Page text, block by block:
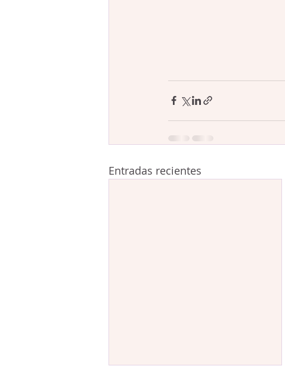
Entradas recientes